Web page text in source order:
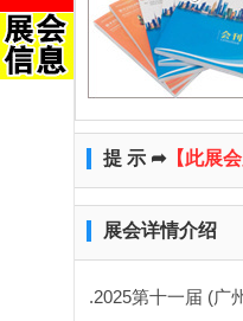
提 示 ➦【此展
展会详情介绍
.2025第十一届 (广